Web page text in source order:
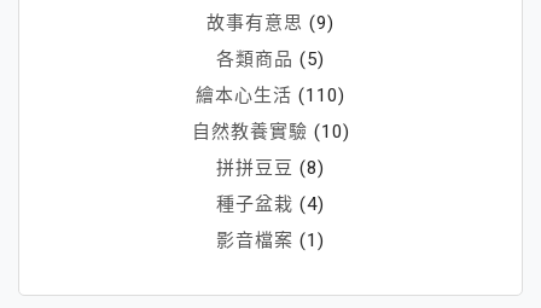
故事有意思 (9)
各類商品 (5)
繪本心生活 (110)
自然教養實驗 (10)
拼拼豆豆 (8)
種子盆栽 (4)
影音檔案 (1)